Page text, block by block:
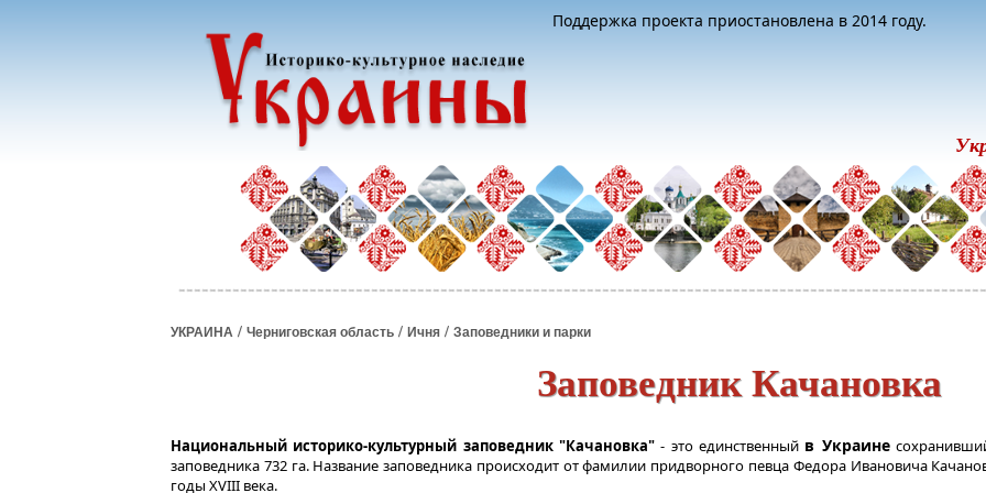
Поддержка проекта приостановлена в 2014 году.
УКРАИНА / Черниговская область / Ичня / Заповедники и парки
Заповедник Качановка
Национальный историко-культурный заповедник "Качановка" - это единственный в Украине
заповедника 732 га. Название заповедника происходит от фамилии придворного певца Федора Ивановича
годы XVIII века.